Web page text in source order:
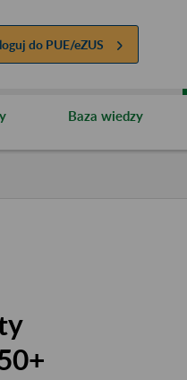
do PUE/eZUS
Baza wiedzy